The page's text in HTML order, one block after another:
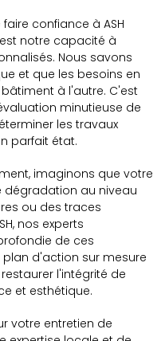
confiance à ASH
notre capacité à
Nous savons
et que les besoins en
à l'autre. C'est
minutieuse de
les travaux
parfait état.
imaginons que votre
dégradation au niveau
ou des traces
nos experts
de ces
d'action sur mesure
l'intégrité de
et esthétique.
votre entretien de